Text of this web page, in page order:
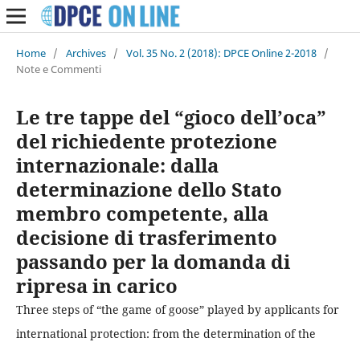
Home / Archives / Vol. 35 No. 2 (2018): DPCE Online 2-2018 /
Note e Commenti
Le tre tappe del “gioco dell’oca”
del richiedente protezione
internazionale: dalla
determinazione dello Stato
membro competente, alla
decisione di trasferimento
passando per la domanda di
ripresa in carico
Three steps of “the game of goose” played by applicants for
international protection: from the determination of the